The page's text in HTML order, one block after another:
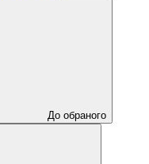
До обраного